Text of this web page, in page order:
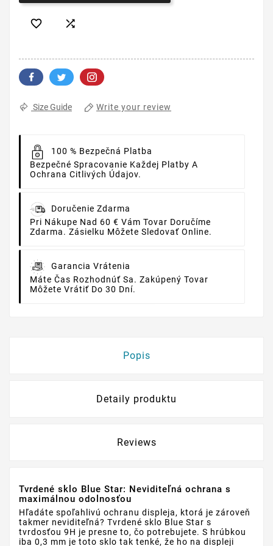
 
Size Guide Write your review
100 % Bezpečná Platba
Bezpečné Spracovanie Každej Platby A
Ochrana Citlivých Údajov.
Doručenie Zdarma
Pri Nákupe Nad 60 € Vám Tovar Doručíme
Zdarma. Zásielku Môžete Sledovať Online.
Garancia Vrátenia
Máte Čas Rozhodnúť Sa. Zakúpený Tovar
Môžete Vrátiť Do 30 Dní.
Popis
Detaily produktu
Reviews
Tvrdené sklo Blue Star: Neviditeľná ochrana s
maximálnou odolnosťou
Hľadáte spoľahlivú ochranu displeja, ktorá je zároveň
takmer neviditeľná? Tvrdené sklo Blue Star s
tvrdosťou 9H je presne to, čo potrebujete. S hrúbkou
iba 0,3 mm je toto sklo tak tenké, že ho na displeji